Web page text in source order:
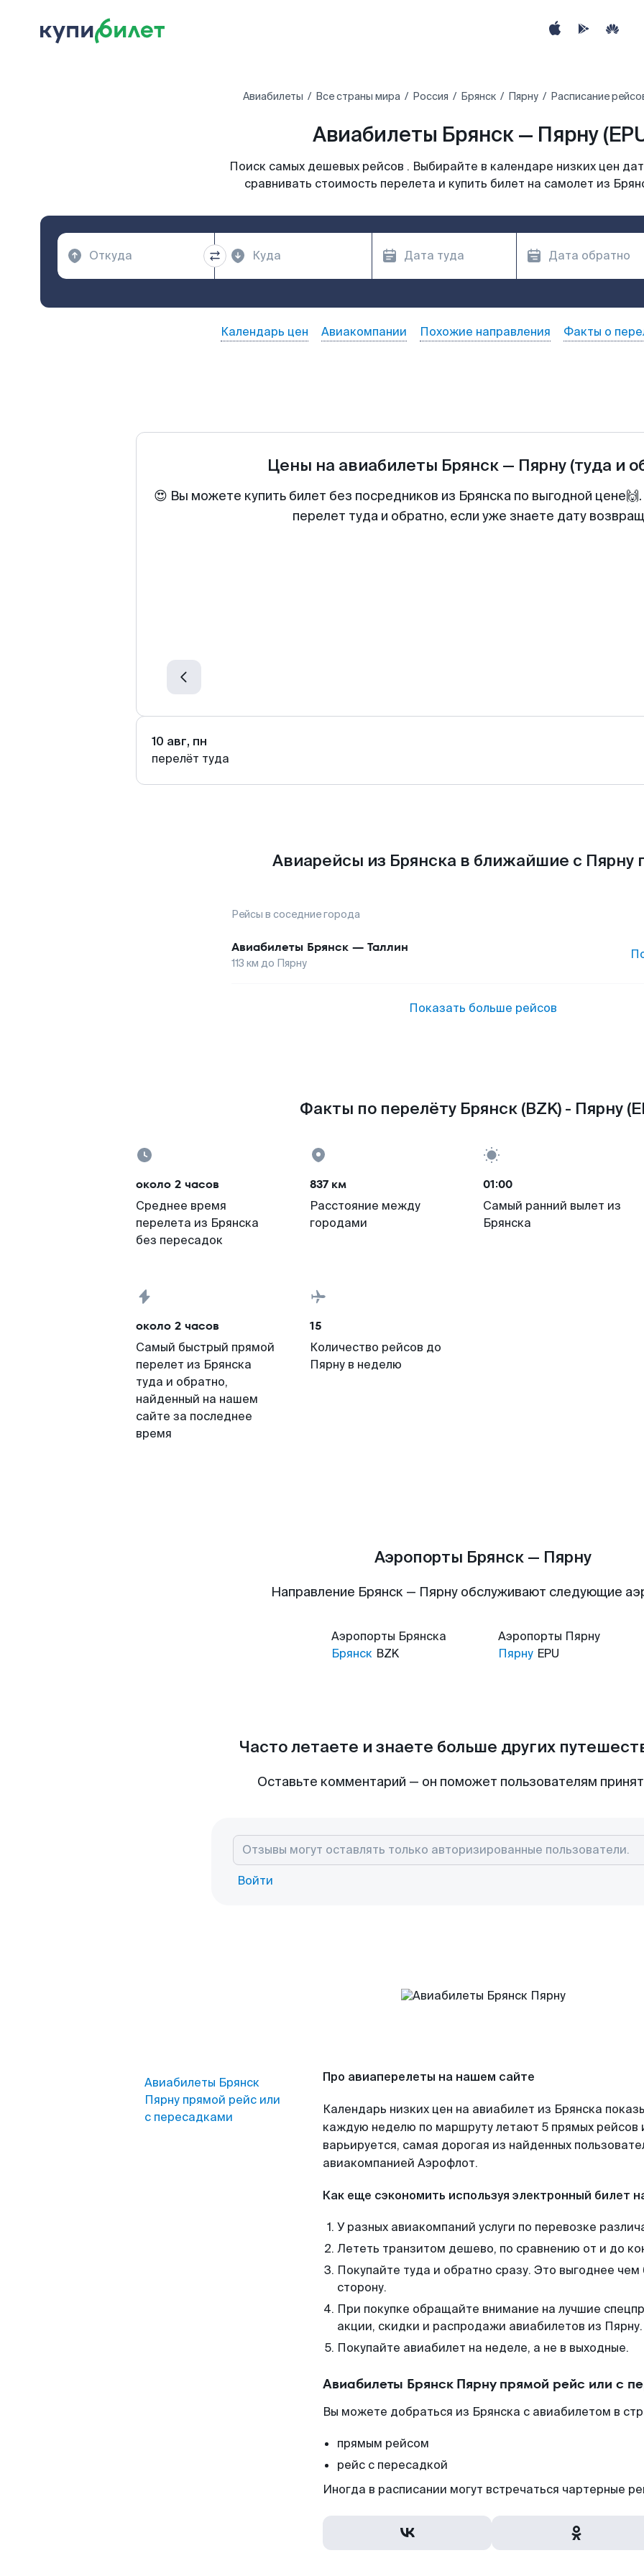
Авиабилеты Все страны мира Россия Брянск Пярну Расписание
Авиабилеты Брянск — Пярну
Поиск самых дешевых рейсов . Выбирайте в календаре низких цен
сравнивать стоимость перелета и купить билет на самолет из
Календарь цен Авиакомпании Похожие направления Факты о
Цены на авиабилеты Брянск — Пярну (туда и
😍 Вы можете купить билет без посредников из Брянска по выгодной
перелет туда и обратно, если уже знаете дату
10 авг, пн
перелёт туда
Авиарейсы из Брянска в ближайшие с Пярну
Рейсы в соседние города
Авиабилеты Брянск — Таллин
113 км до Пярну
Показать больше рейсов
Факты по перелёту Брянск (BZK) - Пярну
около 2 часов
Среднее время
перелета из Брянска
без пересадок
837 км
Расстояние между
городами
01:00
Самый ранний вылет из
Брянска
около 2 часов
Самый быстрый прямой
перелет из Брянска
туда и обратно,
найденный на нашем
сайте за последнее
время
15
Количество рейсов до
Пярну в неделю
Аэропорты Брянск — Пярну
Направление Брянск — Пярну обслуживают следующие
Аэропорты Брянска
Брянск BZK
Аэропорты Пярну
Пярну EPU
Часто летаете и знаете больше других
Оставьте комментарий — он поможет пользователям
Войти
Авиабилеты Брянск
Пярну прямой рейс или
с пересадками
Про авиаперелеты на нашем сайте
Календарь низких цен на авиабилет из Брянска
каждую неделю по маршруту летают 5 прямых рейсов
варьируется, самая дорогая из найденных
авиакомпанией Аэрофлот.
Как еще сэкономить используя электронный билет
У разных авиакомпаний услуги по перевозке
Лететь транзитом дешево, по сравнению от и до
Покупайте туда и обратно сразу. Это выгоднее
сторону.
При покупке обращайте внимание на лучшие
акции, скидки и распродажи авиабилетов из Пярну.
Покупайте авиабилет на неделе, а не в выходные.
Авиабилеты Брянск Пярну прямой рейс или с
Вы можете добраться из Брянска с авиабилетом в
прямым рейсом
рейс с пересадкой
Иногда в расписании могут встречаться чартерные